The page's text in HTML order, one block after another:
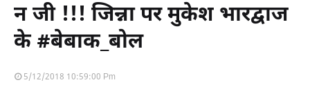
न जी !!! जिन्ना पर मुकेश भारद्वाज
के #बेबाक_बोल
5/12/2018 10:59:00 Pm